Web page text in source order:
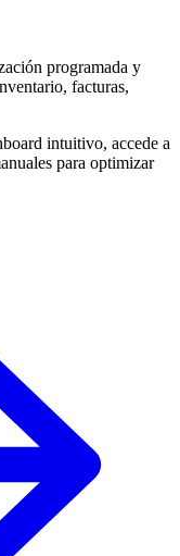
programada y
facturas,
intuitivo, accede a
para optimizar